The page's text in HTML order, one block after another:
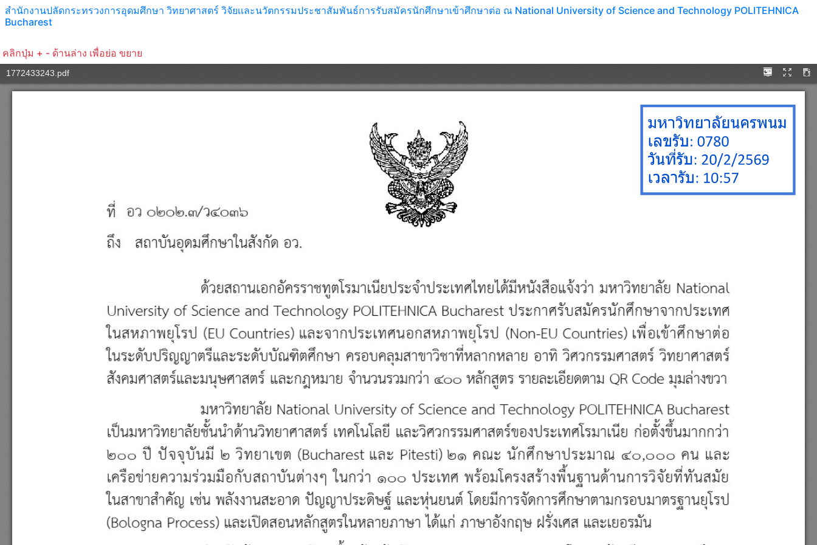
สำนักงานปลัดกระทรวงการอุดมศึกษา วิทยาศาสตร์ วิจัยเเละนวัตกรรมประชาสัมพันธ์การรับสมัครนักศึกษาเข้าศึกษาต่อ ณ National University of Science and Technology POLITEHNICA
Bucharest
คลิกปุ่ม + - ด้านล่าง เพื่อย่อ ขยาย